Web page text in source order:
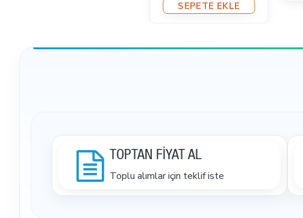
SEPETE EKLE
TOPTAN FİYAT AL
Toplu alımlar için teklif iste